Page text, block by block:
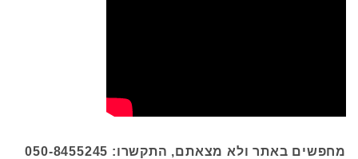
מחפשים באתר ולא מצאתם, התקשרו: 050-8455245